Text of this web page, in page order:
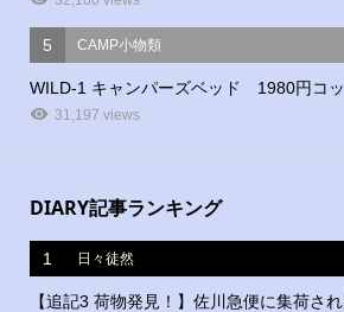
5 CAMP小物類
WILD-1 キャンパーズベッド 1980円コ
31,197 views
DIARY記事ランキング
1 日々徒然
【追記3 荷物発見！】佐川急便に集荷さ